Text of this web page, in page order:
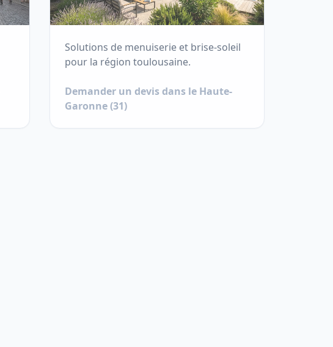
Solutions de menuiserie et brise-soleil
pour la région toulousaine.
Demander un devis dans le Haute-
Garonne(31)